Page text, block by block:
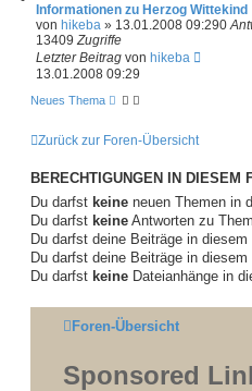
Informationen zu Herzog Wittekind
von hikeba » 13.01.2008 09:290
13409Zugriffe
Letzter Beitrag von hikeba
13.01.2008 09:29
Neues Thema
Zurück zur Foren-Übersicht
BERECHTIGUNGEN IN DIESEM
Du darfst keine neuen Themen in
Du darfst keine Antworten zu
Du darfst deine Beiträge in diesem
Du darfst deine Beiträge in diesem
Du darfst keine Dateianhänge in
Foren-Übersicht
Sponsored